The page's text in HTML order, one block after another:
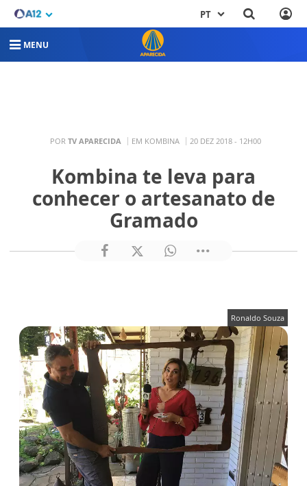
PT
MENU
POR TV APARECIDA EM KOMBINA 20 DEZ 2018 - 12H00
Kombina te leva para
conhecer o artesanato de
Gramado
Ronaldo Souza